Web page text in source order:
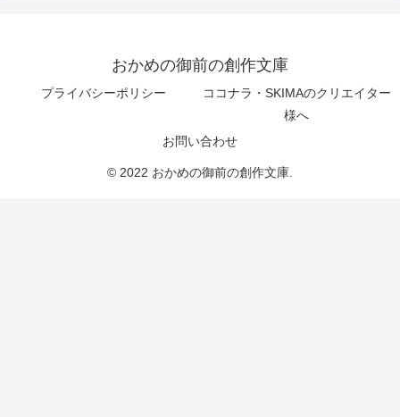
おかめの御前の創作文庫
プライバシーポリシー
ココナラ・SKIMAのクリエイター
様へ
お問い合わせ
© 2022 おかめの御前の創作文庫.